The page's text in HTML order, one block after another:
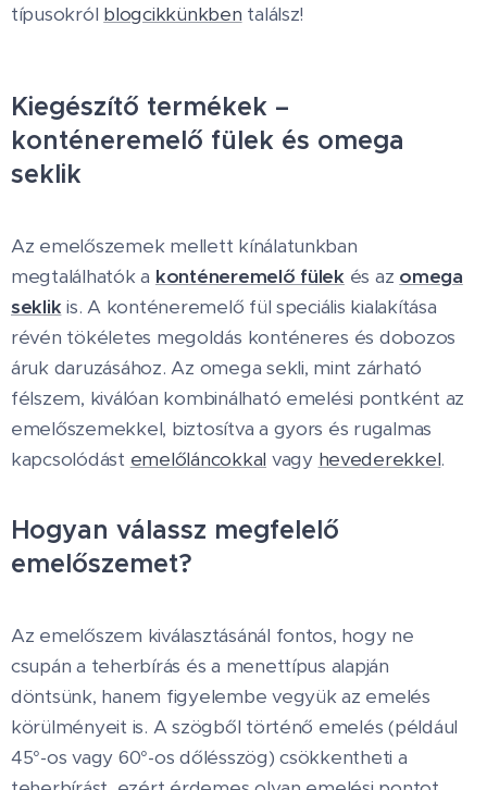
típusokról blogcikkünkben találsz!
Kiegészítő termékek –
konténeremelő fülek és omega
seklik
Az emelőszemek mellett kínálatunkban
megtalálhatók a konténeremelő fülek és az omega
seklik is. A konténeremelő fül speciális kialakítása
révén tökéletes megoldás konténeres és dobozos
áruk daruzásához. Az omega sekli, mint zárható
félszem, kiválóan kombinálható emelési pontként az
emelőszemekkel, biztosítva a gyors és rugalmas
kapcsolódást emelőláncokkal vagy hevederekkel.
Hogyan válassz megfelelő
emelőszemet?
Az emelőszem kiválasztásánál fontos, hogy ne
csupán a teherbírás és a menettípus alapján
döntsünk, hanem figyelembe vegyük az emelés
körülményeit is. A szögből történő emelés (például
45°-os vagy 60°-os dőlésszög) csökkentheti a